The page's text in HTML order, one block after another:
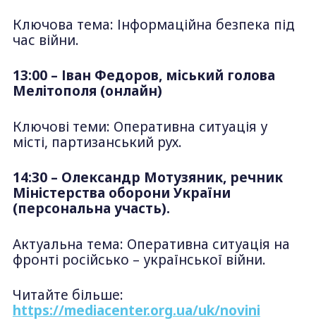
Ключова тема: Інформаційна безпека під
час війни.
13:00 – Іван Федоров, міський голова
Мелітополя (онлайн)
Ключові теми: Оперативна ситуація у
місті, партизанський рух.
14:30 – Олександр Мотузяник, речник
Міністерства оборони України
(персональна участь).
Актуальна тема: Оперативна ситуація на
фронті російсько – української війни.
Читайте більше:
https://mediacenter.org.ua/uk/novini